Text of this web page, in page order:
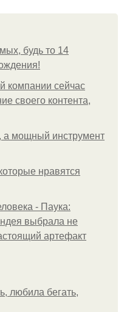
будь то 14
компании сейчас
своего контента,
а мощный инструмент
нравятся
- Паука:
выбрала не
артефакт
любила бегать,